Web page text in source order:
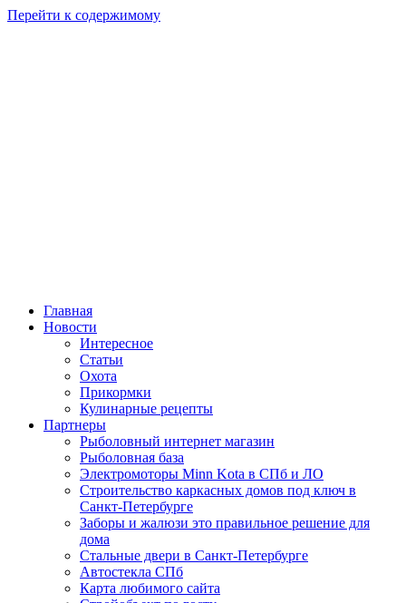
Перейти к содержимому
Главная
Новости
Интересное
Статьи
Охота
Прикормки
Кулинарные рецепты
Партнеры
Рыболовный интернет магазин
Рыболовная база
Электромоторы Minn Kota в СПб и ЛО
Строительство каркасных домов под ключ в
Санкт-Петербурге
Заборы и жалюзи это правильное решение для
дома
Стальные двери в Санкт-Петербурге
Автостекла СПб
Карта любимого сайта